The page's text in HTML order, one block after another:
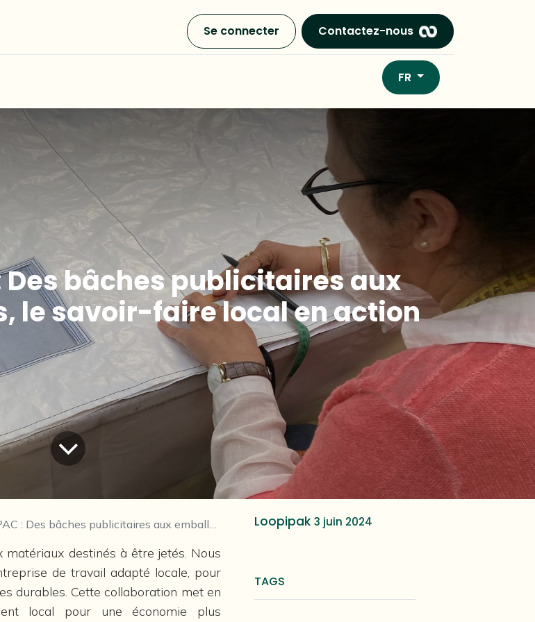
Se connecter Contactez-nous
FR
Des bâches publicitaires aux
le savoir-faire local en action
publicitaires aux emballages durables, le savoir-faire local en action
destinés à être jetés. Nous
de travail adapté locale, pour
durables. Cette collaboration met en
local pour une économie plus
Loopipak 3 juin 2024
TAGS